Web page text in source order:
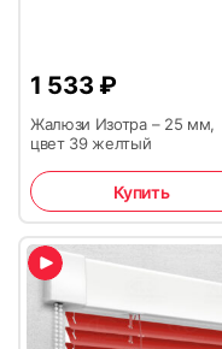
1 533 ₽
Жалюзи Изотра – 25 мм,
цвет 39 желтый
Купить